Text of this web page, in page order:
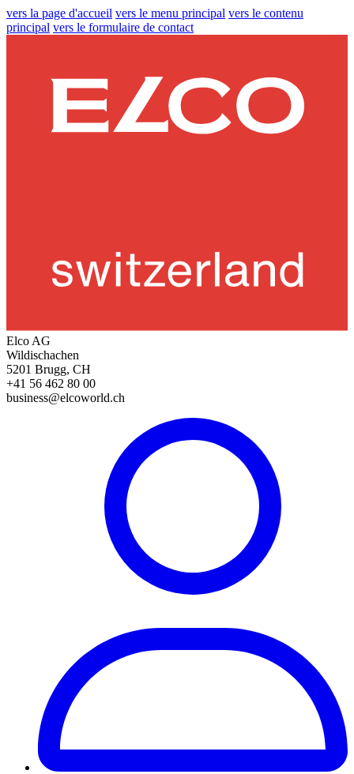
vers la page d'accueil vers le menu principal vers le contenu
principal vers le formulaire de contact
Elco AG
Wildischachen
5201 Brugg, CH
+41 56 462 80 00
business@elcoworld.ch